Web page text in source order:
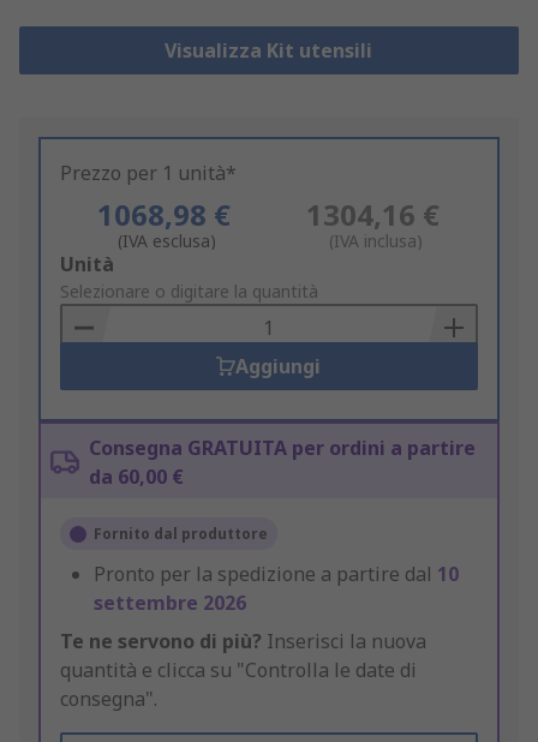
Visualizza Kit utensili
Prezzo per 1 unità*
1068,98 €
(IVA esclusa)
1304,16 €
(IVA inclusa)
Add
to
Basket
Unità
Selezionare o digitare la quantità
Aggiungi
Consegna GRATUITA per ordini a partire
da 60,00 €
Fornito dal produttore
Pronto per la spedizione a partire dal 10
settembre 2026
Te ne servono di più? Inserisci la nuova
quantità e clicca su "Controlla le date di
consegna".